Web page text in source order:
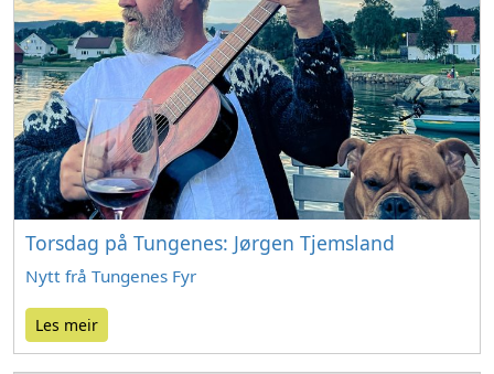
Torsdag på Tungenes: Jørgen Tjemsland
Nytt frå Tungenes Fyr
Les meir